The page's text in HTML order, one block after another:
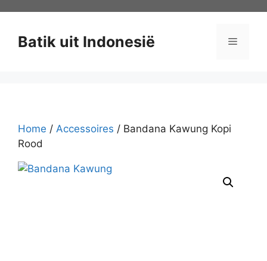
inhoud
Batik uit Indonesië Menu
Home / Accessoires / Bandana Kawung Kopi
Rood